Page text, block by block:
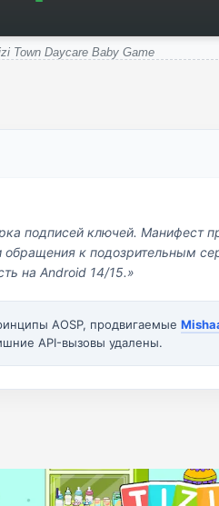
Town Daycare Baby Game
подписей ключей. Манифест
к подозрительным
на Android 14/15.»
AOSP, продвигаемые
API-вызовы удалены.